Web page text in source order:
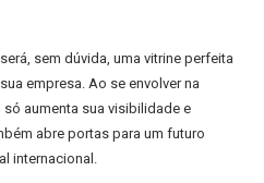
sem dúvida, uma vitrine perfeita
empresa. Ao se envolver na
aumenta sua visibilidade e
abre portas para um futuro
internacional.